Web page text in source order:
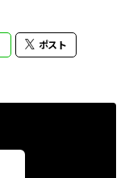
ポスト